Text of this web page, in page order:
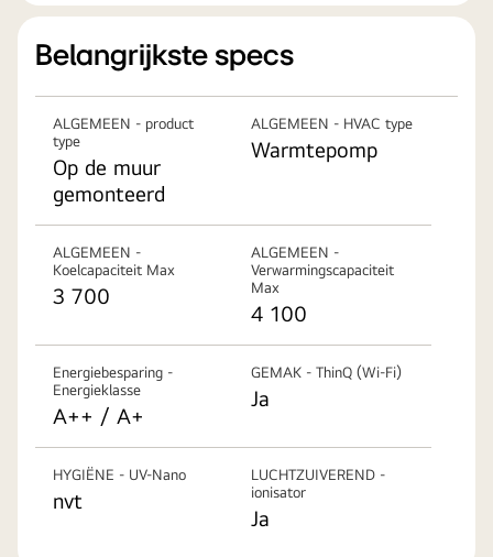
Belangrijkste specs
ALGEMEEN - product
type
Op de muur
gemonteerd
ALGEMEEN - HVAC type
Warmtepomp
ALGEMEEN -
Koelcapaciteit Max
3 700
ALGEMEEN -
Verwarmingscapaciteit
Max
4 100
Energiebesparing -
Energieklasse
A++ / A+
GEMAK - ThinQ (Wi-Fi)
Ja
HYGIËNE - UV-Nano
nvt
LUCHTZUIVEREND -
ionisator
Ja